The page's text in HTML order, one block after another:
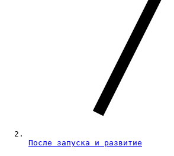
После запуска и развитие